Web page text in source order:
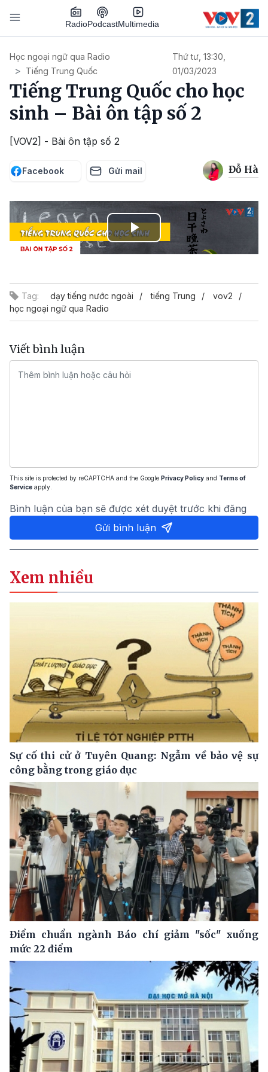
Nhảy đến nội dung
RadioPodcastMultimedia
Học ngoại ngữ qua Radio
Tiếng Trung Quốc
Thứ tư, 13:30,
01/03/2023
Tiếng Trung Quốc cho học
sinh – Bài ôn tập số 2
[VOV2] - Bài ôn tập số 2
Facebook Gửi mail Đỗ Hà
Play
Tag: dạy tiếng nước ngoài tiếng Trung
vov2
học ngoại ngữ qua Radio
Viết bình luận
This site is protected by reCAPTCHA and the Google Privacy Policy and Terms of
Service apply.
Bình luận của bạn sẽ được xét duyệt trước khi đăng
Gửi bình luận
Xem nhiều
Sự cố thi cử ở Tuyên Quang: Ngẫm về bảo vệ sự
công bằng trong giáo dục
Điểm chuẩn ngành Báo chí giảm "sốc" xuống
mức 22 điểm